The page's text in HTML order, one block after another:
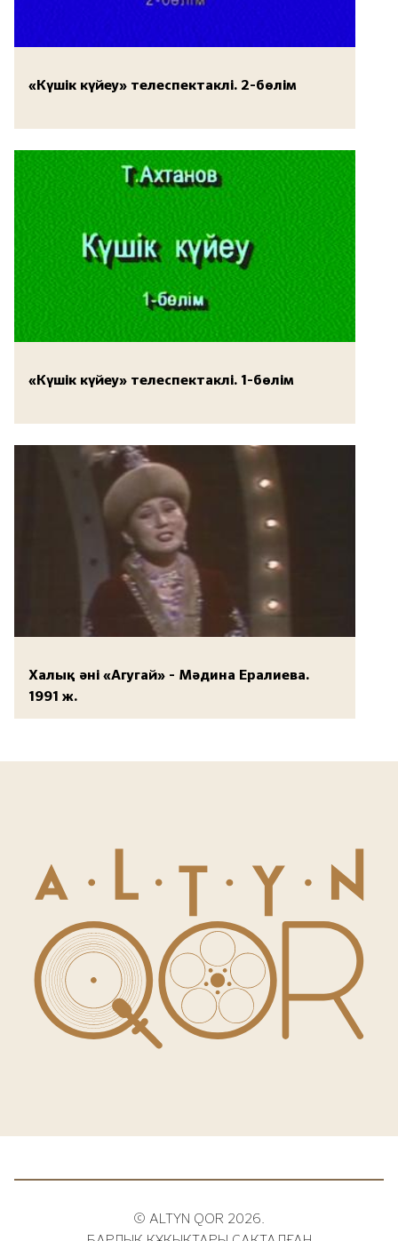
«Күшік күйеу» телеспектаклі. 2-бөлім
«Күшік күйеу» телеспектаклі. 1-бөлім
Халық әні «Агугай» - Мәдина Ералиева.
1991 ж.
© ALTYN QOR 2026.